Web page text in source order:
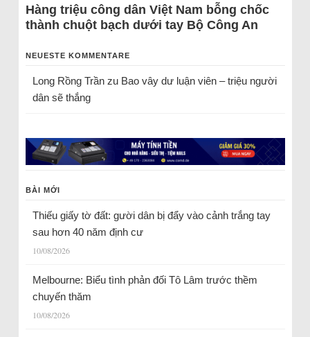
Hàng triệu công dân Việt Nam bỗng chốc
thành chuột bạch dưới tay Bộ Công An
NEUESTE KOMMENTARE
Long Rồng Trầnzu Bao vây dư luận viên – triệu người
dân sẽ thắng
BÀI MỚI
Thiếu giấy tờ đất: gười dân bị đẩy vào cảnh trắng tay
sau hơn 40 năm định cư
10/08/2026
Melbourne: Biểu tình phản đối Tô Lâm trước thềm
chuyến thăm
10/08/2026